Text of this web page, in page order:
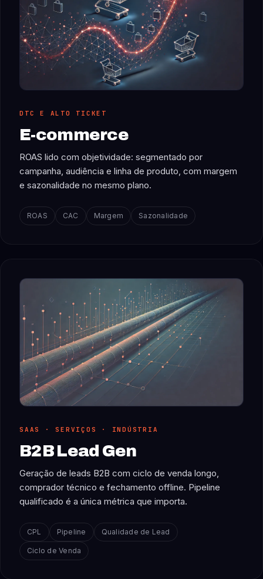
DTC E ALTO TICKET
E-commerce
ROAS lido com objetividade: segmentado por
campanha, audiência e linha de produto, com margem
e sazonalidade no mesmo plano.
ROAS CAC Margem Sazonalidade
SAAS · SERVIÇOS · INDÚSTRIA
B2B Lead Gen
Geração de leads B2B com ciclo de venda longo,
comprador técnico e fechamento offline. Pipeline
qualificado é a única métrica que importa.
CPL Pipeline Qualidade de Lead
Ciclo de Venda